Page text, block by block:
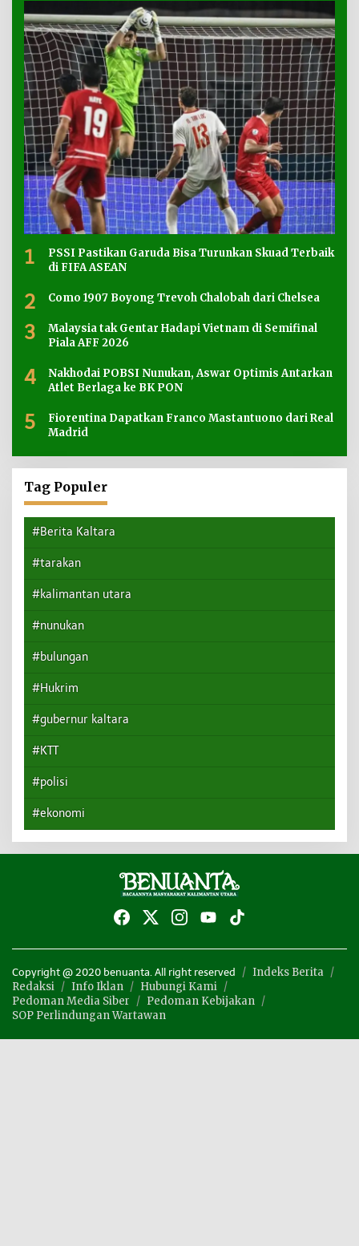
1
PSSI Pastikan Garuda Bisa Turunkan Skuad Terbaik
di FIFA ASEAN
2 Como 1907 Boyong Trevoh Chalobah dari Chelsea
3
Malaysia tak Gentar Hadapi Vietnam di Semifinal
Piala AFF 2026
4
Nakhodai POBSI Nunukan, Aswar Optimis Antarkan
Atlet Berlaga ke BK PON
5
Fiorentina Dapatkan Franco Mastantuono dari Real
Madrid
Tag Populer
#Berita Kaltara
#tarakan
#kalimantan utara
#nunukan
#bulungan
#Hukrim
#gubernur kaltara
#KTT
#polisi
#ekonomi
Copyright @ 2020 benuanta. All right reserved
Indeks Berita
Redaksi
Info Iklan
Hubungi Kami
Pedoman Media Siber
Pedoman Kebijakan
SOP Perlindungan Wartawan